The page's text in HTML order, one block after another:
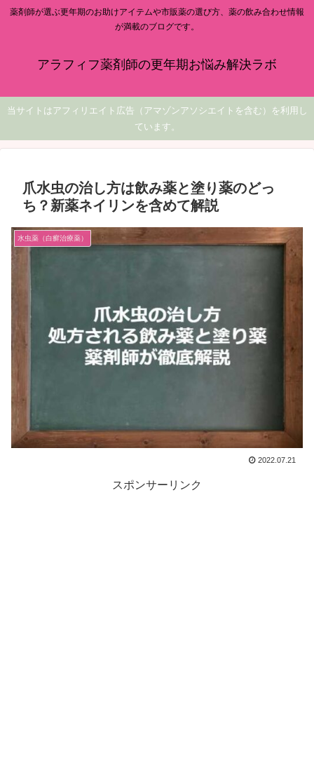
薬剤師が選ぶ更年期のお助けアイテムや市販薬の選び方、薬の飲み合わせ情報
が満載のブログです。
アラフィフ薬剤師の更年期お悩み解決ラボ
当サイトはアフィリエイト広告（アマゾンアソシエイトを含む）を利用し
ています。
爪水虫の治し方は飲み薬と塗り薬のどっ
ち？新薬ネイリンを含めて解説
水虫薬（白癬治療薬）
2022.07.21
スポンサーリンク